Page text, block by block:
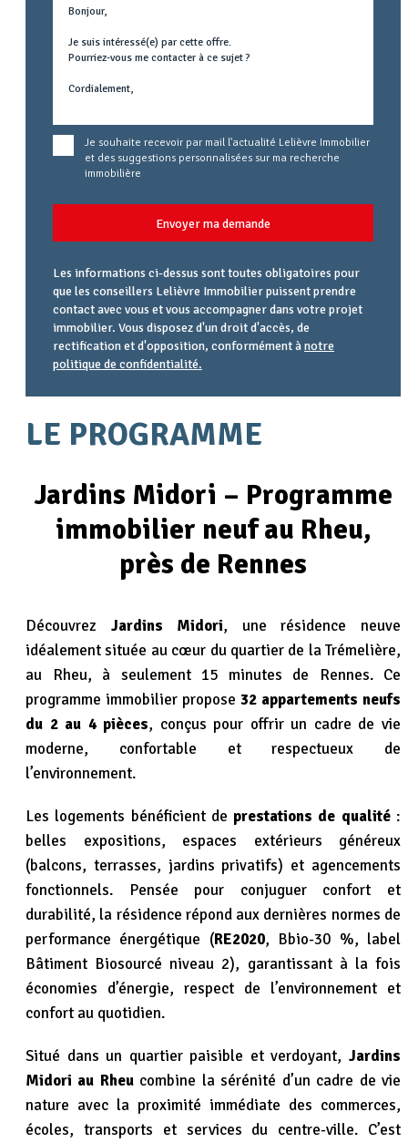
concerné
Je souhaite recevoir par mail l'actualité Lelièvre Immobilier
et des suggestions personnalisées sur ma recherche
immobilière
Envoyer ma demande
Les informations ci-dessus sont toutes obligatoires pour
que les conseillers Lelièvre Immobilier puissent prendre
contact avec vous et vous accompagner dans votre projet
immobilier. Vous disposez d'un droit d'accès, de
rectification et d'opposition, conformément ànotre
politique de confidentialité.
email
URL
LE PROGRAMME
Jardins Midori – Programme
immobilier neuf au Rheu,
près de Rennes
Découvrez Jardins Midori, une résidence neuve
idéalement située au cœur du quartier de la Trémelière,
au Rheu, à seulement 15 minutes de Rennes. Ce
programme immobilier propose 32 appartements neufs
du 2 au 4 pièces, conçus pour offrir un cadre de vie
moderne, confortable et respectueux de
l’environnement.
Les logements bénéficient de prestations de qualité:
belles expositions, espaces extérieurs généreux
(balcons, terrasses, jardins privatifs) et agencements
fonctionnels. Pensée pour conjuguer confort et
durabilité, la résidence répond aux dernières normes de
performance énergétique (RE2020, Bbio-30 %, label
Bâtiment Biosourcé niveau 2), garantissant à la fois
économies d’énergie, respect de l’environnement et
confort au quotidien.
Situé dans un quartier paisible et verdoyant, Jardins
Midori au Rheucombine la sérénité d’un cadre de vie
nature avec la proximité immédiate des commerces,
écoles, transports et services du centre-ville. C’est